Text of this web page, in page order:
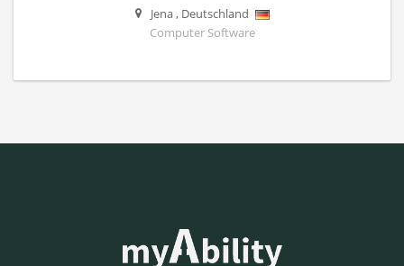
Jena, Deutschland
Computer Software